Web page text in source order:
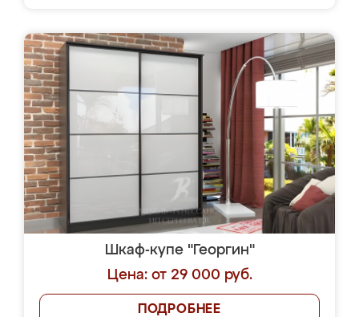
Шкаф-купе "Георгин"
Цена: от 29 000 руб.
ПОДРОБНЕЕ